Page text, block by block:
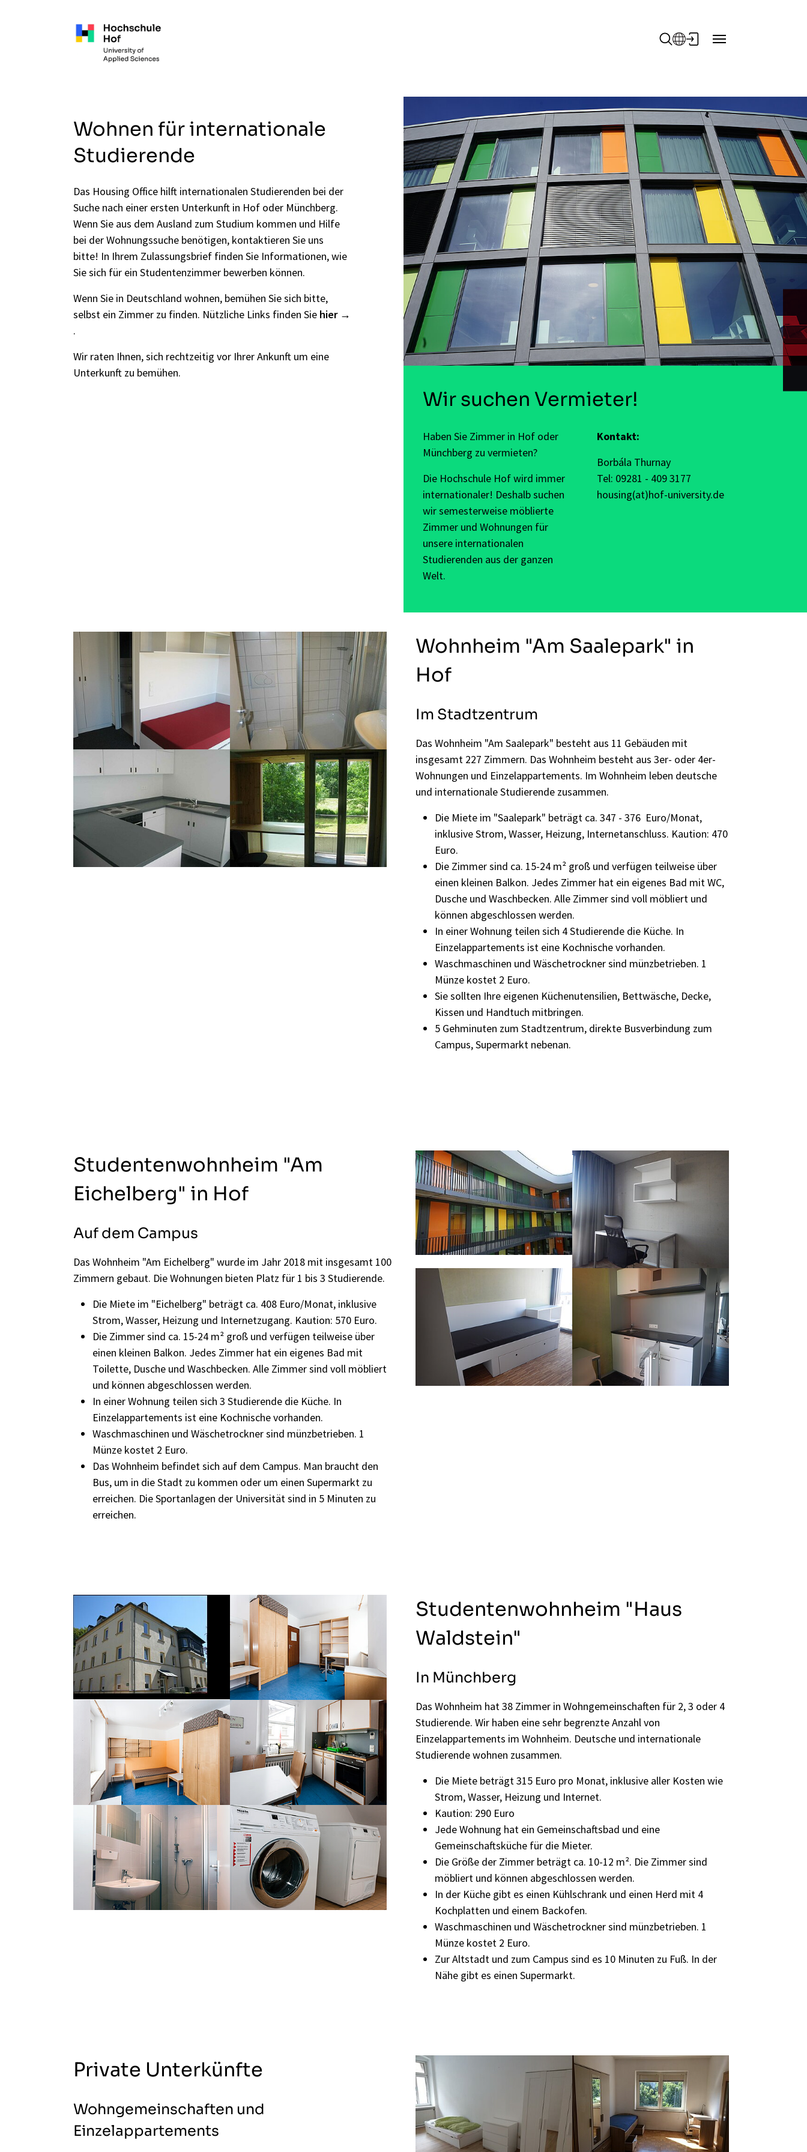
Wohnen für internationale
Studierende
Das Housing Office hilft internationalen Studierenden bei der
Suche nach einer ersten Unterkunft in Hof oder Münchberg.
Wenn Sie aus dem Ausland zum Studium kommen und Hilfe
bei der Wohnungssuche benötigen, kontaktieren Sie uns
bitte! In Ihrem Zulassungsbrief finden Sie Informationen, wie
Sie sich für ein Studentenzimmer bewerben können.
Wenn Sie in Deutschland wohnen, bemühen Sie sich bitte,
selbst ein Zimmer zu finden. Nützliche Links finden Sie hier
.
Wir raten Ihnen, sich rechtzeitig vor Ihrer Ankunft um eine
Unterkunft zu bemühen.
Wir suchen Vermieter!
Haben Sie Zimmer in Hof oder
Münchberg zu vermieten?
Die Hochschule Hof wird immer
internationaler! Deshalb suchen
wir semesterweise möblierte
Zimmer und Wohnungen für
unsere internationalen
Studierenden aus der ganzen
Welt.
Kontakt:
Borbála Thurnay
Tel: 09281 - 409 3177
housing(at)hof-university.de
Wohnheim "Am Saalepark" in
Hof
Im Stadtzentrum
Das Wohnheim "Am Saalepark" besteht aus 11 Gebäuden mit
insgesamt 227 Zimmern. Das Wohnheim besteht aus 3er- oder 4er-
Wohnungen und Einzelappartements. Im Wohnheim leben deutsche
und internationale Studierende zusammen.
Die Miete im "Saalepark" beträgt ca. 347 - 376 Euro/Monat,
inklusive Strom, Wasser, Heizung, Internetanschluss. Kaution: 470
Euro.
Die Zimmer sind ca. 15-24 m² groß und verfügen teilweise über
einen kleinen Balkon. Jedes Zimmer hat ein eigenes Bad mit WC,
Dusche und Waschbecken. Alle Zimmer sind voll möbliert und
können abgeschlossen werden.
In einer Wohnung teilen sich 4 Studierende die Küche. In
Einzelappartements ist eine Kochnische vorhanden.
Waschmaschinen und Wäschetrockner sind münzbetrieben. 1
Münze kostet 2 Euro.
Sie sollten Ihre eigenen Küchenutensilien, Bettwäsche, Decke,
Kissen und Handtuch mitbringen.
5 Gehminuten zum Stadtzentrum, direkte Busverbindung zum
Campus, Supermarkt nebenan.
Studentenwohnheim "Am
Eichelberg" in Hof
Auf dem Campus
Das Wohnheim "Am Eichelberg" wurde im Jahr 2018 mit insgesamt 100
Zimmern gebaut. Die Wohnungen bieten Platz für 1 bis 3 Studierende.
Die Miete im "Eichelberg" beträgt ca. 408 Euro/Monat, inklusive
Strom, Wasser, Heizung und Internetzugang. Kaution: 570 Euro.
Die Zimmer sind ca. 15-24 m² groß und verfügen teilweise über
einen kleinen Balkon. Jedes Zimmer hat ein eigenes Bad mit
Toilette, Dusche und Waschbecken. Alle Zimmer sind voll möbliert
und können abgeschlossen werden.
In einer Wohnung teilen sich 3 Studierende die Küche. In
Einzelappartements ist eine Kochnische vorhanden.
Waschmaschinen und Wäschetrockner sind münzbetrieben. 1
Münze kostet 2 Euro.
Das Wohnheim befindet sich auf dem Campus. Man braucht den
Bus, um in die Stadt zu kommen oder um einen Supermarkt zu
erreichen. Die Sportanlagen der Universität sind in 5 Minuten zu
erreichen.
Studentenwohnheim "Haus
Waldstein"
In Münchberg
Das Wohnheim hat 38 Zimmer in Wohngemeinschaften für 2, 3 oder 4
Studierende. Wir haben eine sehr begrenzte Anzahl von
Einzelappartements im Wohnheim. Deutsche und internationale
Studierende wohnen zusammen.
Die Miete beträgt315 Euro pro Monat, inklusive aller Kosten wie
Strom, Wasser, Heizung und Internet.
Kaution: 290 Euro
Jede Wohnung hat ein Gemeinschaftsbad und eine
Gemeinschaftsküche für die Mieter.
Die Größe der Zimmer beträgt ca. 10-12 m². Die Zimmer sind
möbliert und können abgeschlossen werden.
In der Küche gibt es einen Kühlschrank und einen Herd mit 4
Kochplatten und einem Backofen.
Waschmaschinen und Wäschetrockner sind münzbetrieben. 1
Münze kostet 2 Euro.
Zur Altstadt und zum Campus sind es 10 Minuten zu Fuß. In der
Nähe gibt es einen Supermarkt.
Private Unterkünfte
Wohngemeinschaften und
Einzelappartements